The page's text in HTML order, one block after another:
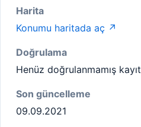
Harita
Konumu haritada aç ↗
Doğrulama
Henüz doğrulanmamış kayıt
Son güncelleme
09.09.2021